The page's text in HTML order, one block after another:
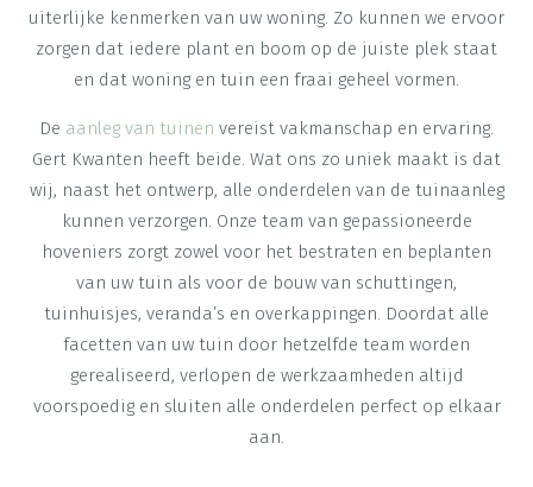
uiterlijke kenmerken van uw woning. Zo kunnen we ervoor
zorgen dat iedere plant en boom op de juiste plek staat
en dat woning en tuin een fraai geheel vormen.
De aanleg van tuinen vereist vakmanschap en ervaring.
Gert Kwanten heeft beide. Wat ons zo uniek maakt is dat
wij, naast het ontwerp, alle onderdelen van de tuinaanleg
kunnen verzorgen. Onze team van gepassioneerde
hoveniers zorgt zowel voor het bestraten en beplanten
van uw tuin als voor de bouw van schuttingen,
tuinhuisjes, veranda’s en overkappingen. Doordat alle
facetten van uw tuin door hetzelfde team worden
gerealiseerd, verlopen de werkzaamheden altijd
voorspoedig en sluiten alle onderdelen perfect op elkaar
aan.